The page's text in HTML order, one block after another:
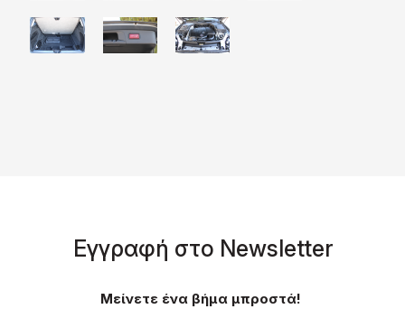
Eγγραφή στο Νewsletter
Μείνετε ένα βήμα μπροστά!